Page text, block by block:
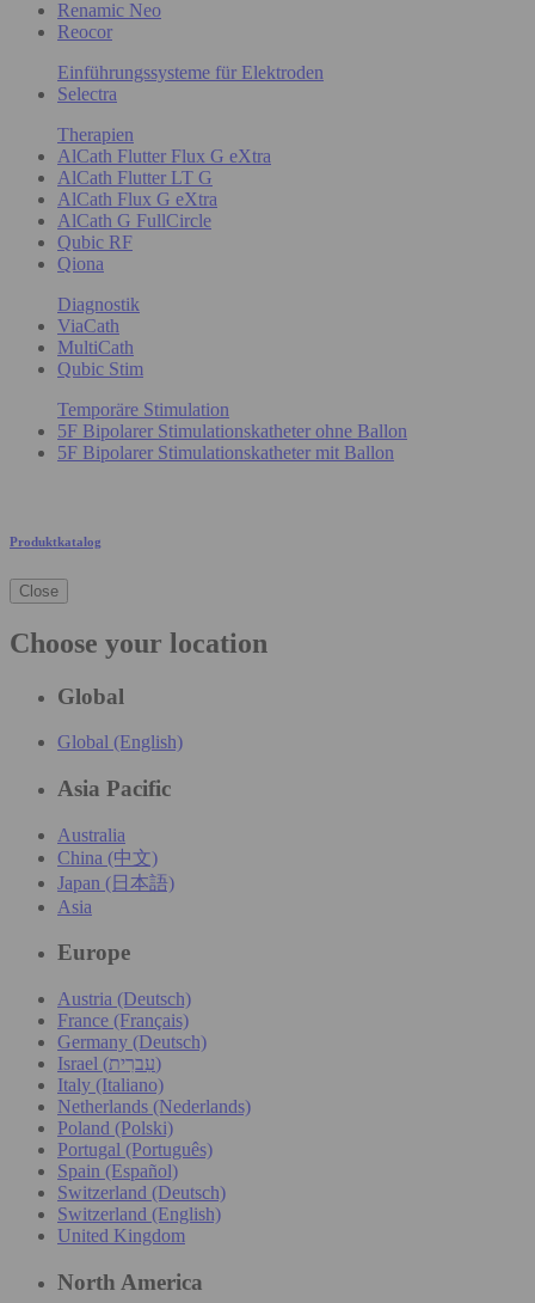
Renamic Neo
Reocor
Einführungssysteme für Elektroden
Selectra
Therapien
AlCath Flutter Flux G eXtra
AlCath Flutter LT G
AlCath Flux G eXtra
AlCath G FullCircle
Qubic RF
Qiona
Diagnostik
ViaCath
MultiCath
Qubic Stim
Temporäre Stimulation
5F Bipolarer Stimulationskatheter ohne Ballon
5F Bipolarer Stimulationskatheter mit Ballon
Produktkatalog
Close
Choose your location
Global
Global (English)
Asia Pacific
Australia
China (中文)
Japan (日本語)
Asia
Europe
Austria (Deutsch)
France (Français)
Germany (Deutsch)
Israel (עִברִית)
Italy (Italiano)
Netherlands (Nederlands)
Poland (Polski)
Portugal (Português)
Spain (Español)
Switzerland (Deutsch)
Switzerland (English)
United Kingdom
North America